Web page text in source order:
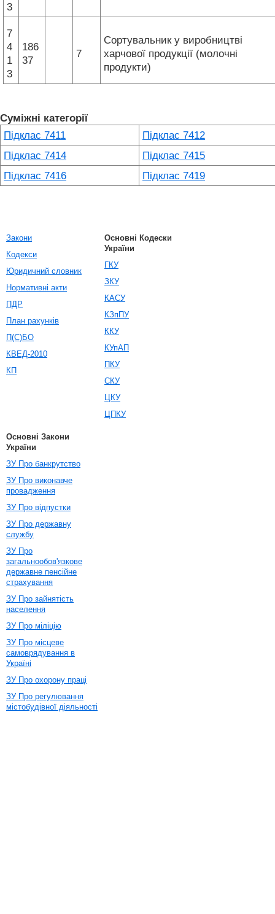
3
7
4
1
3
186
37
7
Сортувальник у виробництві
харчової продукції (молочні
продукти)
Суміжні категорії
Підклас 7411
Підклас 7412
Підклас 7414
Підклас 7415
Підклас 7416
Підклас 7419
Закони
Кодекси
Юридичний словник
Нормативні акти
ПДР
План рахунків
П(С)БО
КВЕД-2010
КП
Основні Кодески
України
ГКУ
ЗКУ
КАСУ
КЗпПУ
ККУ
КУпАП
ПКУ
СКУ
ЦКУ
ЦПКУ
Основні Закони
України
ЗУ Про банкрутство
ЗУ Про виконавче
провадження
ЗУ Про відпустки
ЗУ Про державну
службу
ЗУ Про
загальнообов'язкове
державне пенсійне
страхування
ЗУ Про зайнятість
населення
ЗУ Про міліцію
ЗУ Про місцеве
самоврядування в
Україні
ЗУ Про охорону праці
ЗУ Про регулювання
містобудівної діяльності